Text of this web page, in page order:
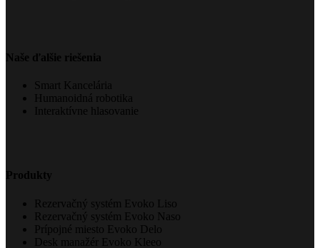
Naše ďalšie riešenia
Smart Kancelária
Humanoidná robotika
Interaktívne hlasovanie
Produkty
Rezervačný systém Evoko Liso
Rezervačný systém Evoko Naso
Prípojné miesto Evoko Delo
Desk manažér Evoko Kleeo